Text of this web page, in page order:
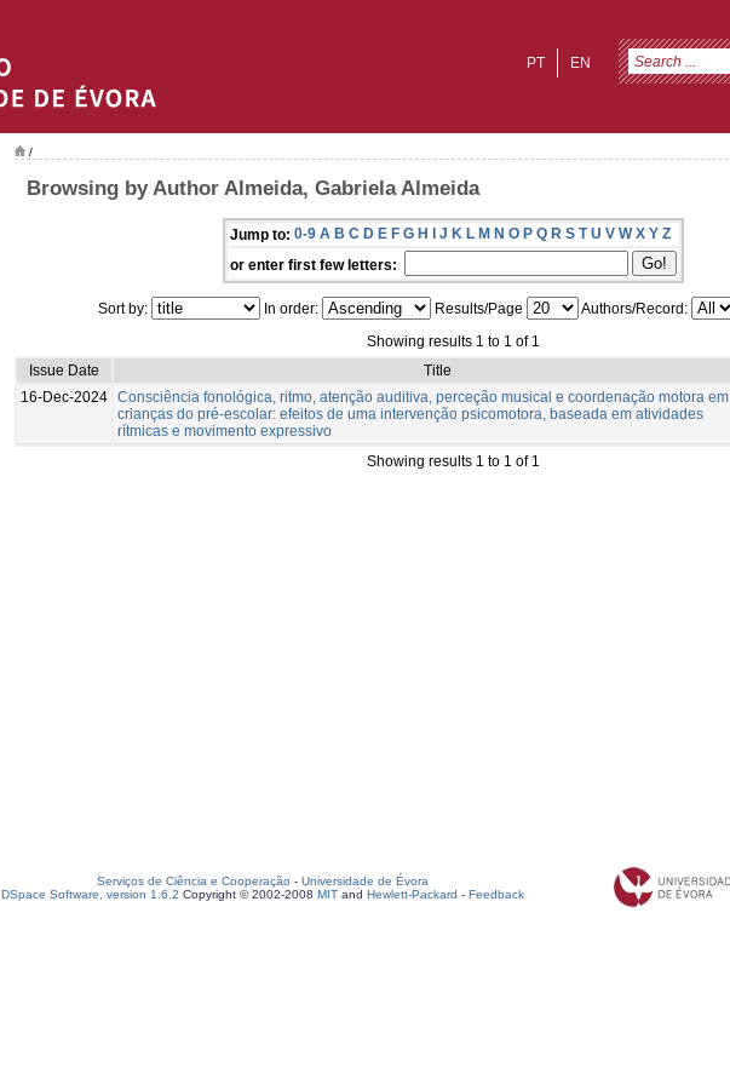
EN
PT
/
Browsing by Author Almeida, Gabriela Almeida
Jump to: 0-9 A B C D E F G H I J K L M N O P Q R S T U V W X Y Z
or enter first few letters:
Sort by: In order: Results/Page
Authors/Record:
Showing results 1 to 1 of 1
Issue Date
Title
16-Dec-2024 Consciência fonológica, ritmo, atenção auditiva, perceção musical e coordenação motora em
crianças do pré-escolar: efeitos de uma intervenção psicomotora, baseada em atividades
rítmicas e movimento expressivo
Showing results 1 to 1 of 1
Serviços de Ciência e Cooperação - Universidade de Évora
DSpace Software, version 1.6.2 Copyright © 2002-2008 MIT and Hewlett-Packard - Feedback